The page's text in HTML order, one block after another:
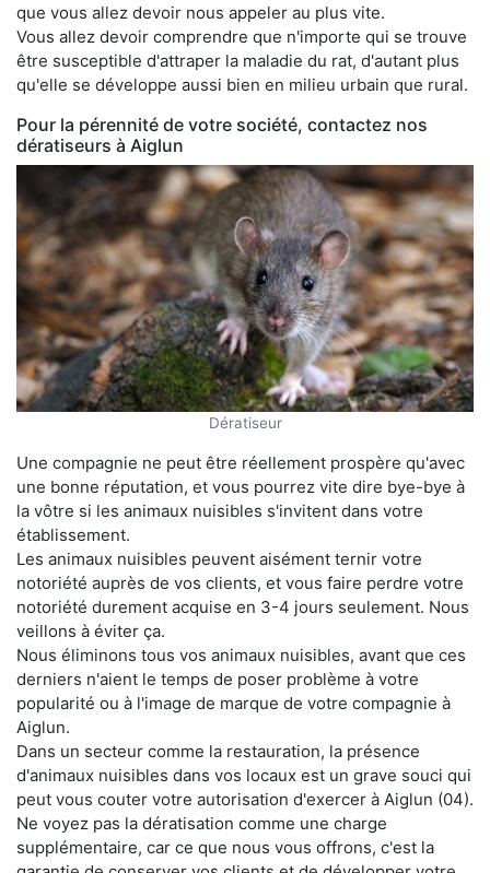
que vous allez devoir nous appeler au plus vite.
Vous allez devoir comprendre que n'importe qui se trouve
être susceptible d'attraper la maladie du rat, d'autant plus
qu'elle se développe aussi bien en milieu urbain que rural.
Pour la pérennité de votre société, contactez nos
dératiseurs à Aiglun
Dératiseur
Une compagnie ne peut être réellement prospère qu'avec
une bonne réputation, et vous pourrez vite dire bye-bye à
la vôtre si les animaux nuisibles s'invitent dans votre
établissement.
Les animaux nuisibles peuvent aisément ternir votre
notoriété auprès de vos clients, et vous faire perdre votre
notoriété durement acquise en 3-4 jours seulement. Nous
veillons à éviter ça.
Nous éliminons tous vos animaux nuisibles, avant que ces
derniers n'aient le temps de poser problème à votre
popularité ou à l'image de marque de votre compagnie à
Aiglun.
Dans un secteur comme la restauration, la présence
d'animaux nuisibles dans vos locaux est un grave souci qui
peut vous couter votre autorisation d'exercer à Aiglun (04).
Ne voyez pas la dératisation comme une charge
supplémentaire, car ce que nous vous offrons, c'est la